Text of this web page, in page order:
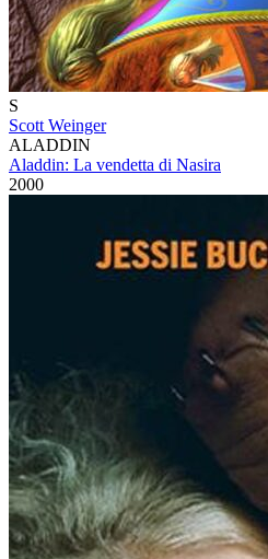
S
Scott Weinger
ALADDIN
Aladdin: La vendetta di Nasira
2000